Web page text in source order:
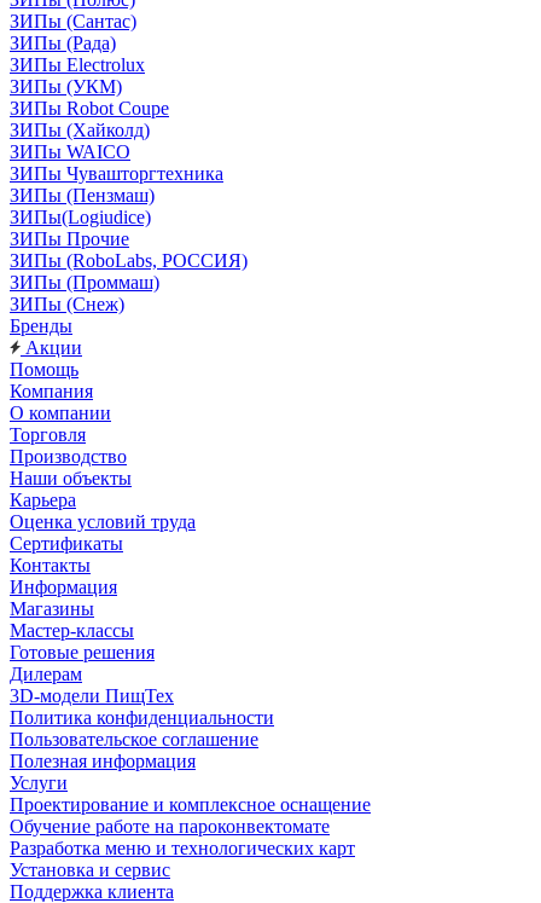
ЗИПы (Сантас)
ЗИПы (Рада)
ЗИПы Electrolux
ЗИПы (УКМ)
ЗИПы Robot Coupe
ЗИПы (Хайколд)
ЗИПы WAICO
ЗИПы Чувашторгтехника
ЗИПы (Пензмаш)
ЗИПы(Logiudice)
ЗИПы Прочие
ЗИПы (RoboLabs, РОССИЯ)
ЗИПы (Проммаш)
ЗИПы (Снеж)
Бренды
Акции
Помощь
Компания
О компании
Торговля
Производство
Наши объекты
Карьера
Оценка условий труда
Сертификаты
Контакты
Информация
Магазины
Мастер-классы
Готовые решения
Дилерам
3D-модели ПищТех
Политика конфиденциальности
Пользовательское соглашение
Полезная информация
Услуги
Проектирование и комплексное оснащение
Обучение работе на пароконвектомате
Разработка меню и технологических карт
Установка и сервис
Поддержка клиента